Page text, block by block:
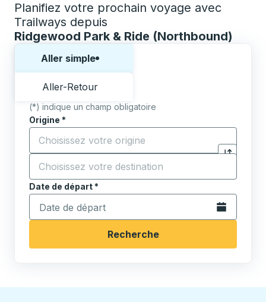
Planifiez votre prochain voyage avec
Trailways depuis
Ridgewood Park & Ride (Northbound)
Aller simple
Aller-Retour
(*) indique un champ obligatoire
Origine *
Commencez à saisir la ville d'origine pour ouvrir
Cliquez
Destination*
Commencez à saisir la ville de destination pour
Date de départ*
Tapez la date au format date Barre oblique du mois à
Ouvrez le
Recherche